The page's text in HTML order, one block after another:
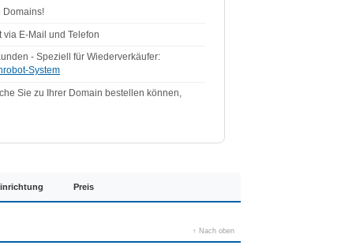
Domains!
E-Mail und Telefon
- Speziell für Wiederverkäufer:
System
Sie zu Ihrer Domain bestellen können,
Preis
↑ Nach oben